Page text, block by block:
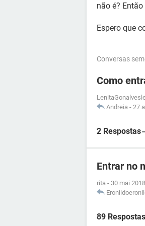
não é?
Espero que
Conversas
Como
Andreia - 27
2 Respostas
Entrar no
rita - 30 mai
89 Respostas